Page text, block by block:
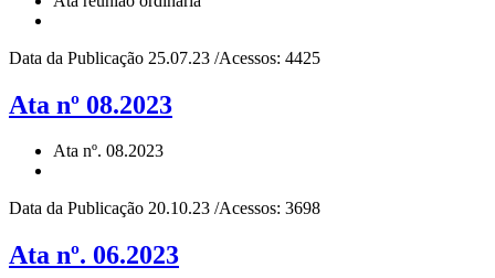
Data da Publicação 25.07.23 /Acessos: 4425
Ata nº 08.2023
Ata nº. 08.2023
Data da Publicação 20.10.23 /Acessos: 3698
Ata nº. 06.2023